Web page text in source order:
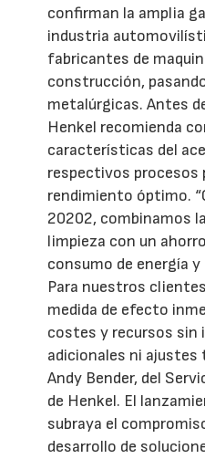
confirman la amplia
industria
fabricantes de
construcción,
metalúrgicas. Antes
Henkel recomienda
características del
respectivos procesos
rendimiento óptimo.
20202, combinamos
limpieza con un
consumo de energía y
Para nuestros
medida de efecto
costes y recursos sin
adicionales ni ajustes
Andy Bender, del
de Henkel. El
subraya el
desarrollo de